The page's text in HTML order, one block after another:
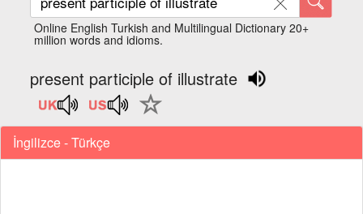
Online English Turkish and Multilingual Dictionary 20+
million words and idioms.
present participle of illustrate
İngilizce - Türkçe